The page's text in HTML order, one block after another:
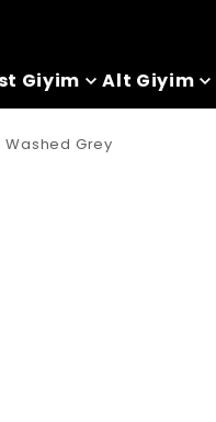
Giyim Alt Giyim
Grey